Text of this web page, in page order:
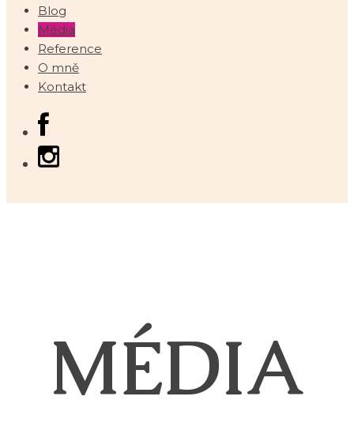
Blog
Média
Reference
O mně
Kontakt
MÉDIA